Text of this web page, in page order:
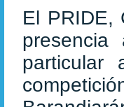
El PRIDE,
particular